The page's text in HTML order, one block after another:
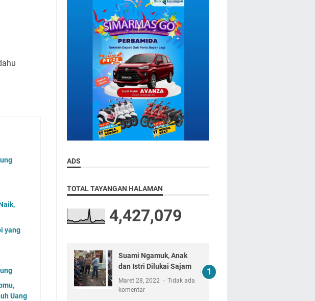
yang
Uang
ADS
TOTAL TAYANGAN HALAMAN
4,427,079
Suami Ngamuk, Anak
dan Istri Dilukai Sajam
Maret 28, 2022
Tidak ada
komentar